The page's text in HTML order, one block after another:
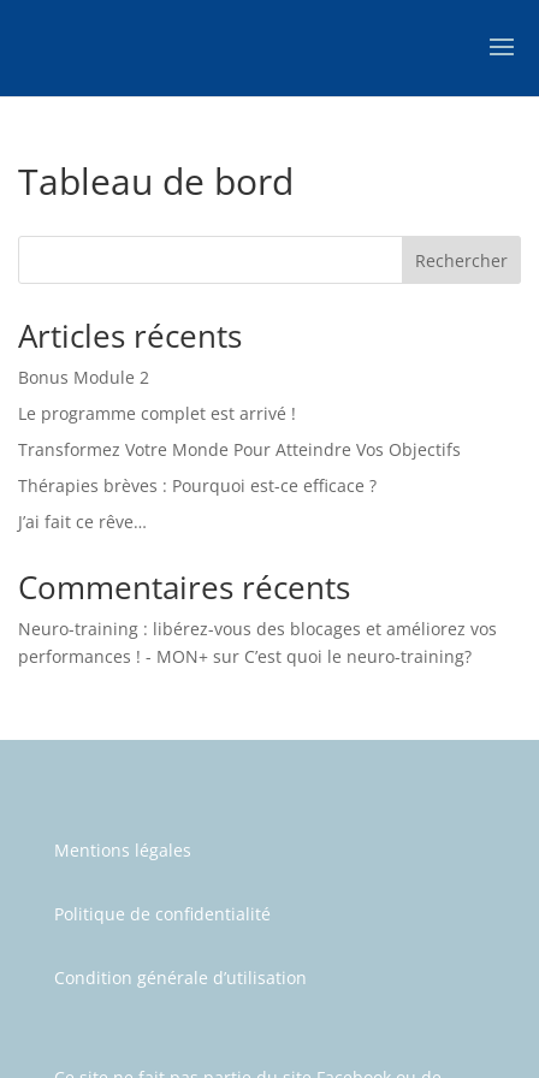
Tableau de bord
Rechercher
Articles récents
Bonus Module 2
Le programme complet est arrivé !
Transformez Votre Monde Pour Atteindre Vos Objectifs
Thérapies brèves : Pourquoi est-ce efficace ?
J’ai fait ce rêve…
Commentaires récents
Neuro-training : libérez-vous des blocages et améliorez vos
performances ! - MON+ sur C’est quoi le neuro-training?
Mentions légales
Politique de confidentialité
Condition générale d’utilisation